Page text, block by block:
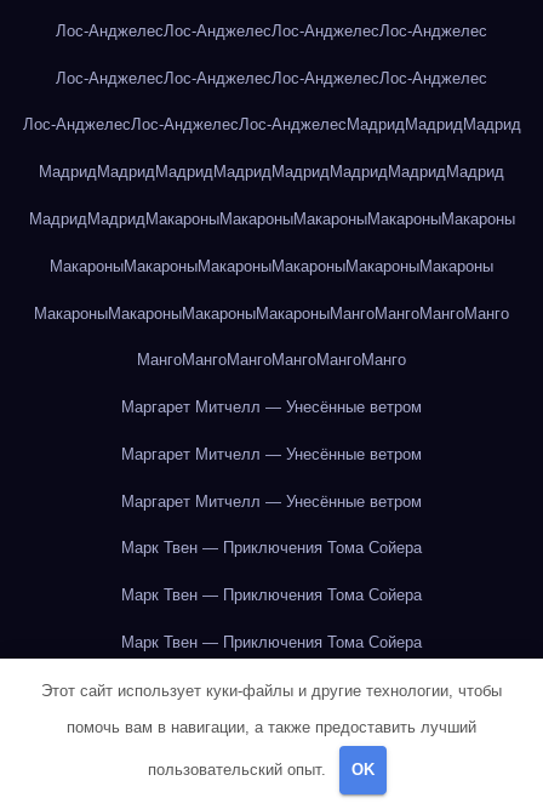
Лос-АнджелесЛос-АнджелесЛос-АнджелесЛос-Анджелес
Лос-АнджелесЛос-АнджелесЛос-АнджелесЛос-Анджелес
Лос-АнджелесЛос-АнджелесЛос-Анджелес МадридМадридМадрид
МадридМадридМадридМадридМадридМадридМадридМадрид
Мадрид Мадрид МакароныМакароныМакароныМакароныМакароны
МакароныМакароныМакароныМакароныМакароныМакароны
МакароныМакароныМакароныМакароныМангоМангоМангоМанго
МангоМангоМангоМангоМангоМанго
Маргарет Митчелл — Унесённые ветром
Маргарет Митчелл — Унесённые ветром
Маргарет Митчелл — Унесённые ветром
Марк Твен — Приключения Тома Сойера
Марк Твен — Приключения Тома Сойера
Марк Твен — Приключения Тома Сойера
Марк Твен — Приключения Тома Сойера
Марк Твен — Приключения Тома Сойера
Этот сайт использует куки-файлы и другие технологии, чтобы
помочь вам в навигации, а также предоставить лучший
пользовательский опыт. OK